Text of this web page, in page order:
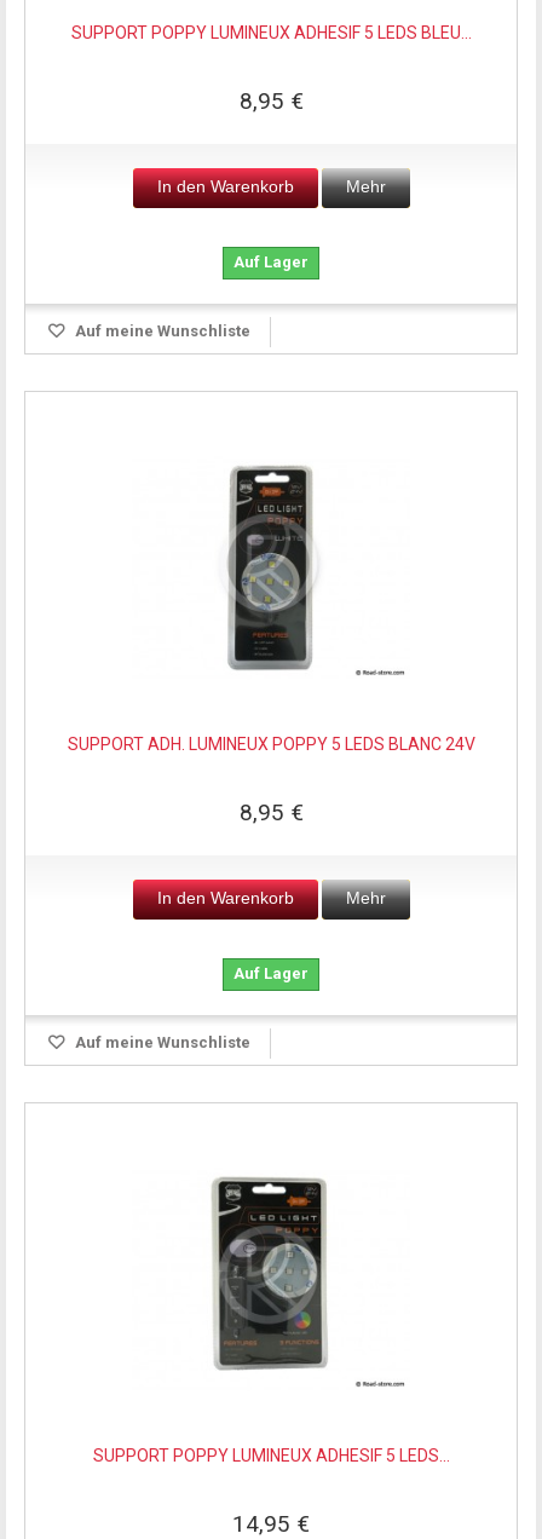
SUPPORT POPPY LUMINEUX ADHESIF 5 LEDS BLEU...
8,95 €
In den Warenkorb Mehr
Auf Lager
Auf meine Wunschliste
SUPPORT ADH. LUMINEUX POPPY 5 LEDS BLANC 24V
8,95 €
In den Warenkorb Mehr
Auf Lager
Auf meine Wunschliste
SUPPORT POPPY LUMINEUX ADHESIF 5 LEDS...
14,95 €